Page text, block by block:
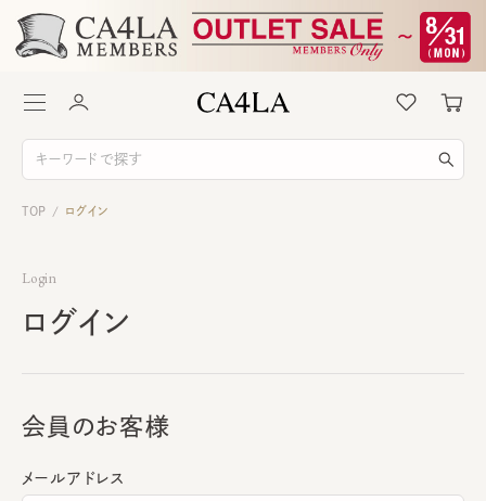
TOP / ログイン
Login
ログイン
会員のお客様
メールアドレス